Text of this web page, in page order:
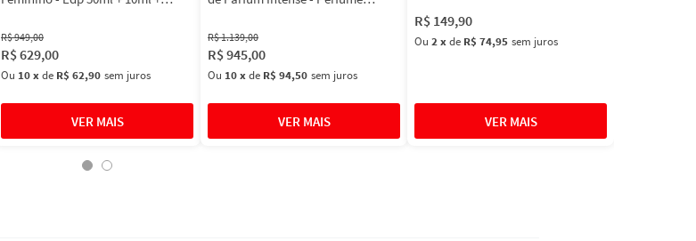
R$949,00
R$629,00
Ou 10xde R$ 62,90 sem juros
R$1.139,00
R$945,00
Ou 10xde R$ 94,50 sem juros
R$ 149,90
Ou 2xde R$ 74,95 sem juros